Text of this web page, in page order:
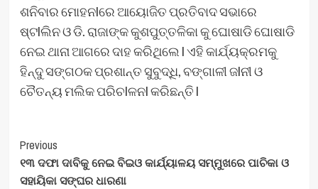
ଶନିବାର ମୋହନlରେ ଆୟୋଜିତ ପ୍ରତିବାଦ ସଭାରେ
ଷ୍ଟlଲିନ ଓ ଡି. ରାଜାଙ୍କ କୁଶପୁତ୍ତଳିକା କୁ ଘୋଷାଡି ଘୋଷାଡି
ନେଇ ଥାନା ଆଗରେ ଦାହ କରିଥିଲେ l ଏହି କାର୍ଯ୍ୟକ୍ରମକୁ
ହିନ୍ଦୁ ସଙ୍ଗଠକ ପ୍ରଶାନ୍ତ ସୁବୁଦ୍ଧି, ବଙ୍ଗାଳୀ ଜlନୀ ଓ
ଚୈତନ୍ୟ ମଲିକ ପରିଚlଳନl କରିଛନ୍ତି l
Post
Navigation
Previous
୧୩ ଦଫା ଦାବିକୁ ନେଇ ବିଇଓ କାର୍ଯ୍ୟାଳୟ ସମ୍ମୁଖରେ ପାଚିକା ଓ
ସହାୟିକା ସଙ୍ଘର ଧାରଣା